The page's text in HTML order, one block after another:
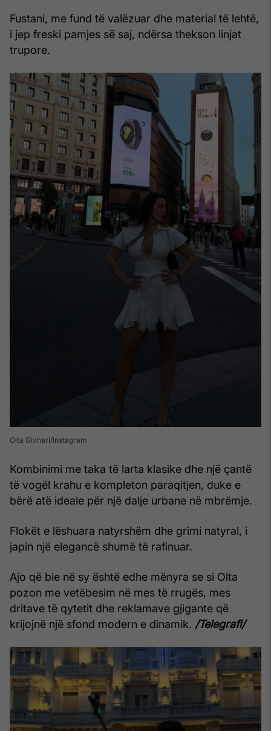
Fustani, me fund të valëzuar dhe material të lehtë,
i jep freski pamjes së saj, ndërsa thekson linjat
trupore.
Olta Gixhari/Instagram
Kombinimi me taka të larta klasike dhe një çantë
të vogël krahu e kompleton paraqitjen, duke e
bërë atë ideale për një dalje urbane në mbrëmje.
Flokët e lëshuara natyrshëm dhe grimi natyral, i
japin një elegancë shumë të rafinuar.
Ajo që bie në sy është edhe mënyra se si Olta
pozon me vetëbesim në mes të rrugës, mes
dritave të qytetit dhe reklamave gjigante që
krijojnë një sfond modern e dinamik. /Telegrafi/